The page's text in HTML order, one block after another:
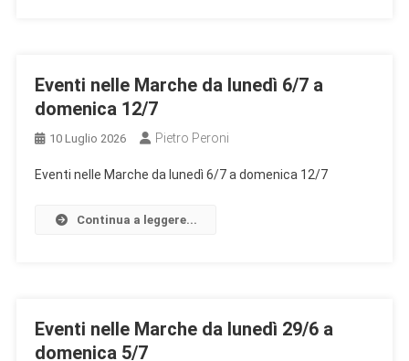
Eventi nelle Marche da lunedì 6/7 a
domenica 12/7
10 Luglio 2026 Pietro Peroni
Eventi nelle Marche da lunedì 6/7 a domenica 12/7
Continua a leggere...
Eventi nelle Marche da lunedì 29/6 a
domenica 5/7